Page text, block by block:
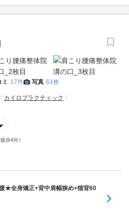
ミ 17件 写真 61枚
カイロプラクティック
歩4分）
★全身矯正+背中肩幅狭め+猫背60